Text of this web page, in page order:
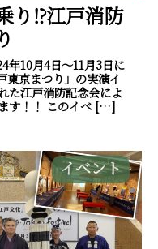
り⁉江戸消防
年10月4日～11月3日に
東京まつり」の実演イ
た江戸消防記念会によ
す！！ このイベ […]
イベント